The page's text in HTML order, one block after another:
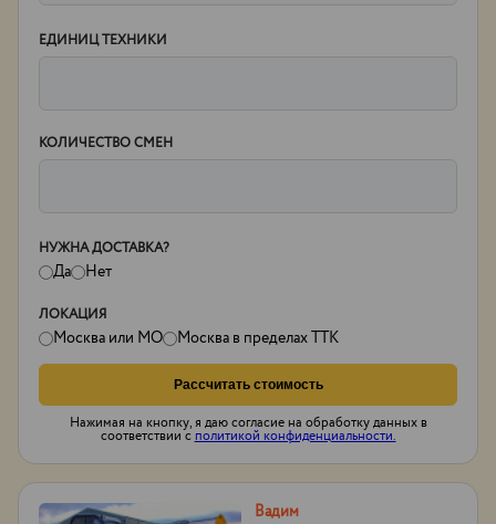
ЕДИНИЦ ТЕХНИКИ
КОЛИЧЕСТВО СМЕН
НУЖНА ДОСТАВКА?
Да Нет
ЛОКАЦИЯ
Москва или МО Москва в пределах ТТК
Рассчитать стоимость
Нажимая на кнопку, я даю согласие на обработку данных в
соответствии с политикой конфиденциальности.
Вадим